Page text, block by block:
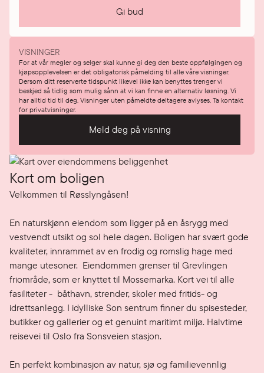
Gi bud
VISNINGER
For at vår megler og selger skal kunne gi deg den beste oppfølgingen og
kjøpsopplevelsen er det obligatorisk påmelding til alle våre visninger.
Dersom ditt reserverte tidspunkt likevel ikke kan benyttes trenger vi
beskjed så tidlig som mulig sånn at vi kan finne en alternativ løsning. Vi
har alltid tid til deg. Visninger uten påmeldte deltagere avlyses. Ta kontakt
for privatvisninger.
Meld deg på visning
Kort om boligen
Velkommen til Røsslyngåsen!
En naturskjønn eiendom som ligger på en åsrygg med
vestvendt utsikt og sol hele dagen. Boligen har svært gode
kvaliteter, innrammet av en frodig og romslig hage med
mange utesoner.  Eiendommen grenser til Grevlingen
friområde, som er knyttet til Mossemarka. Kort vei til alle
fasiliteter -  båthavn, strender, skoler med fritids- og
idrettsanlegg. I idylliske Son sentrum finner du spisesteder,
butikker og gallerier og et genuint maritimt miljø. Halvtime
reisevei til Oslo fra Sonsveien stasjon.
En perfekt kombinasjon av natur, sjø og familievennlig